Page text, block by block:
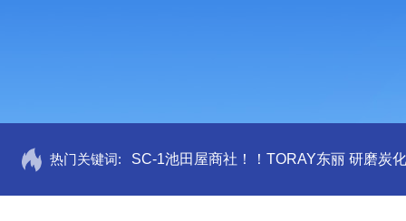
热门关键词: SC-1池田屋商社！！TORAY东丽 研磨炭